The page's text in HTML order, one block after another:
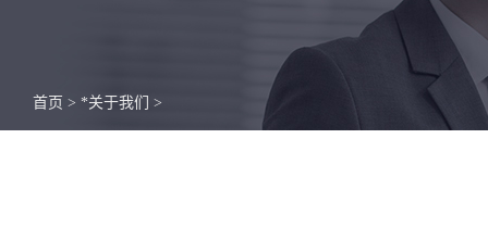
首页 > *关于我们 >